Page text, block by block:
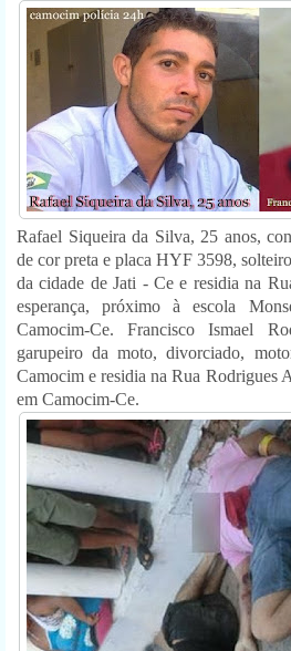
Rafael Siqueira da Silva, 25 anos,
de cor preta e placa HYF 3598,
da cidade de Jati - Ce e residia na
esperança, próximo à escola
Camocim-Ce. Francisco Ismael
garupeiro da moto, divorciado,
Camocim e residia na Rua Rodrigues
em Camocim-Ce.